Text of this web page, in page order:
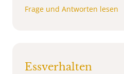
Frage und Antworten lesen
Essverhalten